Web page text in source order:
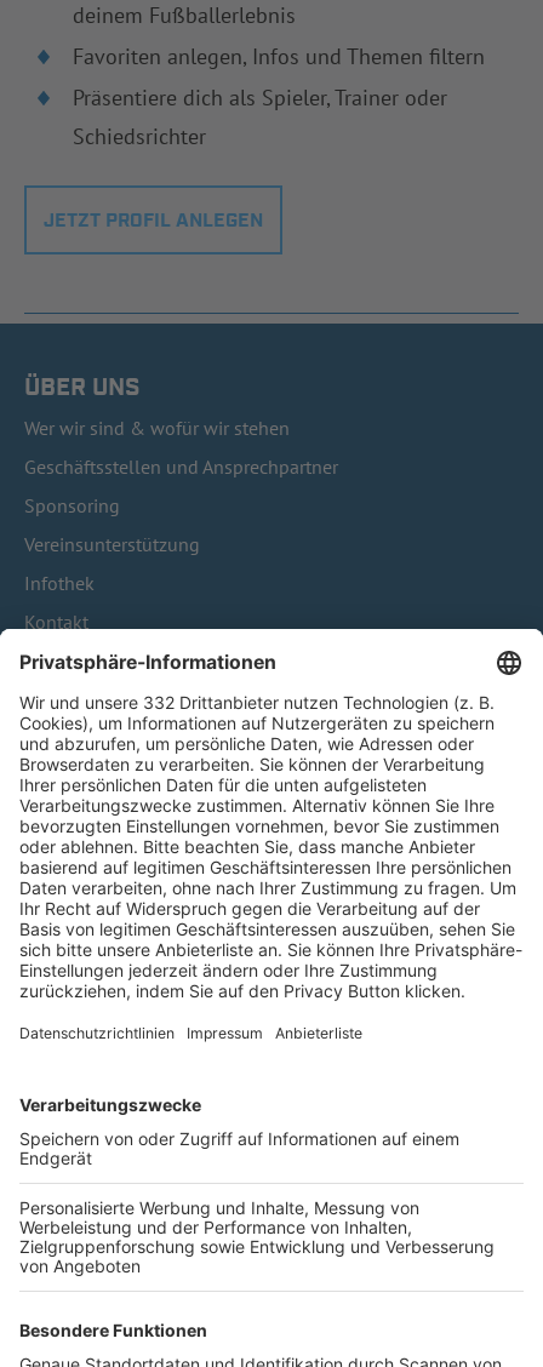
deinem Fußballerlebnis
Favoriten anlegen, Infos und Themen filtern
Präsentiere dich als Spieler, Trainer oder
Schiedsrichter
JETZT PROFIL ANLEGEN
ÜBER UNS
Wer wir sind & wofür wir stehen
Geschäftsstellen und Ansprechpartner
Sponsoring
Vereinsunterstützung
Infothek
Kontakt
HÄUFIG BESUCHTE SEITEN
Pässe und Vereinswechsel
Trainerausbildung
Schulungsangebot Vereinsmitarbeiter
BFV-Geschäftsstellen
Trainerbörse
Login SpielPlus
FOLGE DEM BFV
TOP-VEREINE
TOP-PARTNER